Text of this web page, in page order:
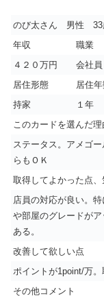
のび太さん 男性 33
年収
職業
４２０万円
会社員
居住形態
居住
持家
１年
このカードを選んだ理
ステータス。アメゴ
らもＯＫ
取得してよかった点
店員の対応が良い。
や部屋のグレードが
ある。
改善して欲しい点
ポイントが1point/万。
その他コメント